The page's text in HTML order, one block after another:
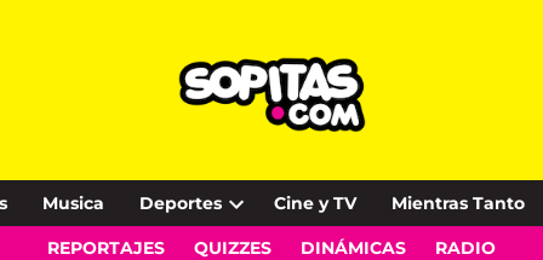
Musica Deportes
Open
dropdown
Cine y TV Mientras Tanto
REPORTAJES QUIZZES DINÁMICAS RADIO